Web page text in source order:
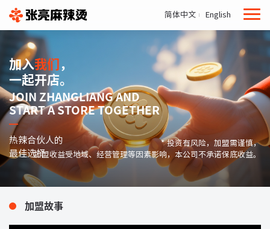
简体中文 English
加入我们 ，
一起开店。
JOIN ZHANGLIANG AND
START A STORE TOGETHER
热辣合伙人的
最佳选择
* 投资有风险，加盟需谨慎，
加盟收益受地域、经营管理等因素影响，本公司不承诺保底收益。
加盟故事